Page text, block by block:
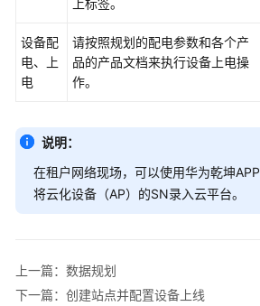
并
配
业
务
结
设备配
电、上
电
请按照规划的配电参数和各个产
品的产品文档来执行设备上电操
作。
说明：
在租户网络现场，可以使用华为乾坤APP
将云化设备（AP）的SN录入云平台。
上一篇：数据规划
下一篇：创建站点并配置设备上线